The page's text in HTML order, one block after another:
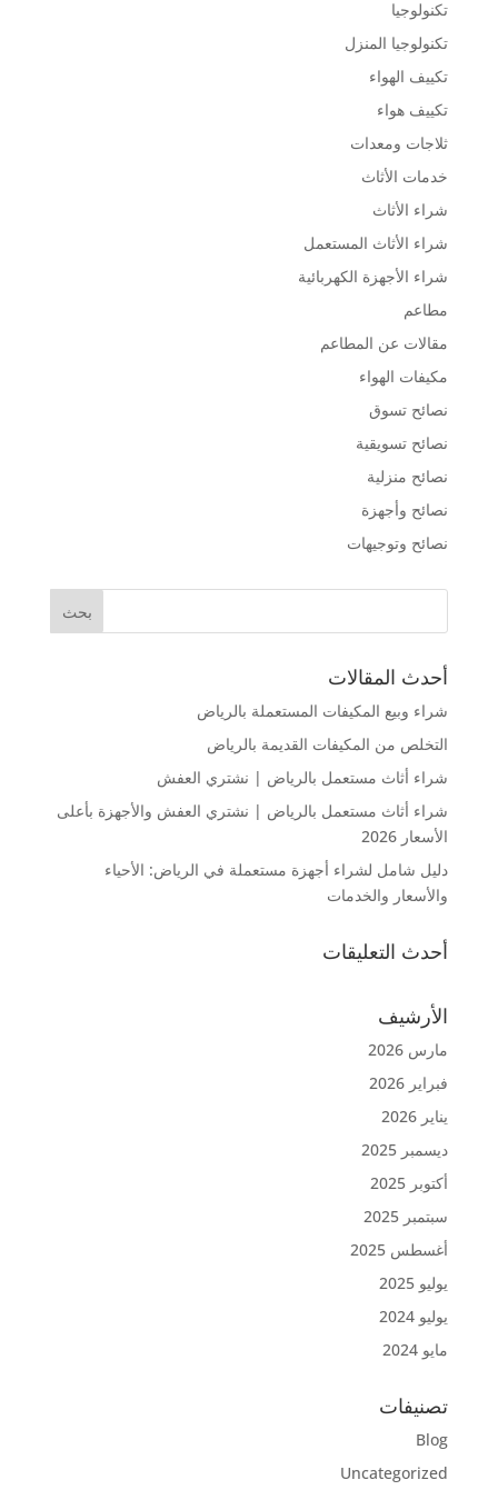
تكنولوجيا
تكنولوجيا المنزل
تكييف الهواء
تكييف هواء
ثلاجات ومعدات
خدمات الأثاث
شراء الأثاث
شراء الأثاث المستعمل
شراء الأجهزة الكهربائية
مطاعم
مقالات عن المطاعم
مكيفات الهواء
نصائح تسوق
نصائح تسويقية
نصائح منزلية
نصائح وأجهزة
نصائح وتوجيهات
أحدث المقالات
شراء وبيع المكيفات المستعملة بالرياض
التخلص من المكيفات القديمة بالرياض
شراء أثاث مستعمل بالرياض | نشتري العفش
شراء أثاث مستعمل بالرياض | نشتري العفش والأجهزة بأعلى
الأسعار 2026
دليل شامل لشراء أجهزة مستعملة في الرياض: الأحياء
والأسعار والخدمات
أحدث التعليقات
الأرشيف
مارس 2026
فبراير 2026
يناير 2026
ديسمبر 2025
أكتوبر 2025
سبتمبر 2025
أغسطس 2025
يوليو 2025
يوليو 2024
مايو 2024
تصنيفات
Blog
Uncategorized